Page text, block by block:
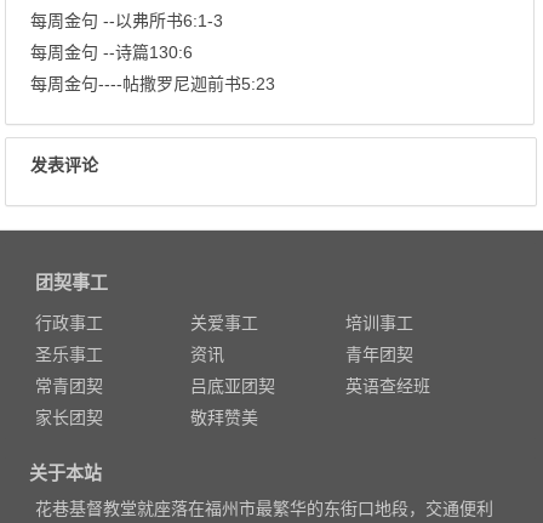
每周金句 --以弗所书6:1-3
每周金句 --诗篇130:6
每周金句----帖撒罗尼迦前书5:23
发表评论
团契事工
行政事工 关爱事工
培训事工
圣乐事工
资讯
青年团契
常青团契
吕底亚团契
英语查经班
家长团契
敬拜赞美
关于本站
花巷基督教堂就座落在福州市最繁华的东街口地段，交通便利